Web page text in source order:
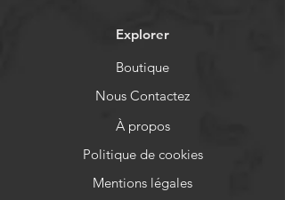
Explorer
Boutique
Nous Contactez
À propos
Politique de cookies
Mentions légales